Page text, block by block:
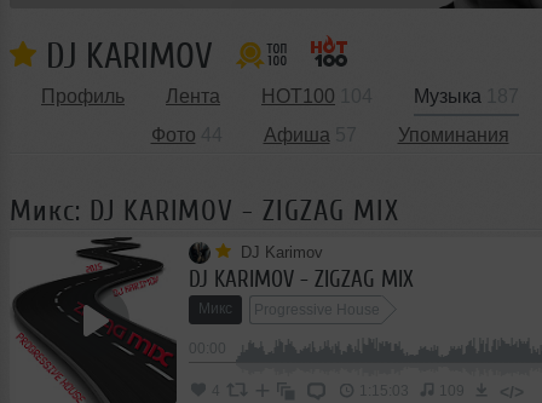
DJ KARIMOV
Профиль Лента HOT100 Музыка
Фото
Афиша Упоминания
Микс: DJ KARIMOV - ZIGZAG MIX
DJ Karimov
DJ KARIMOV - ZIGZAG MIX
Микс Progressive House
1:15:03 109 </>